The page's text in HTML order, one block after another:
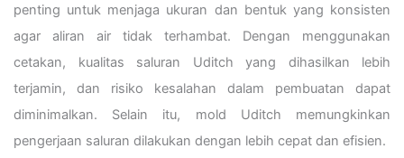
penting untuk menjaga ukuran dan bentuk yang konsisten
agar aliran air tidak terhambat. Dengan menggunakan
cetakan, kualitas saluran Uditch yang dihasilkan lebih
terjamin, dan risiko kesalahan dalam pembuatan dapat
diminimalkan. Selain itu, mold Uditch memungkinkan
pengerjaan saluran dilakukan dengan lebih cepat dan efisien.